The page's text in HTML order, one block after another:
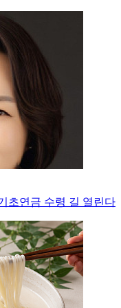
초연금 수령 길 열린다